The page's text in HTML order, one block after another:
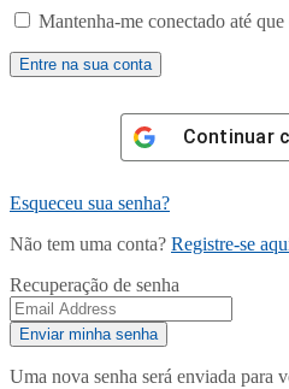
Mantenha-me conectado até que
Continuar
Esqueceu sua senha?
Não tem uma conta? Registre-se
Recuperação de senha
Uma nova senha será enviada para